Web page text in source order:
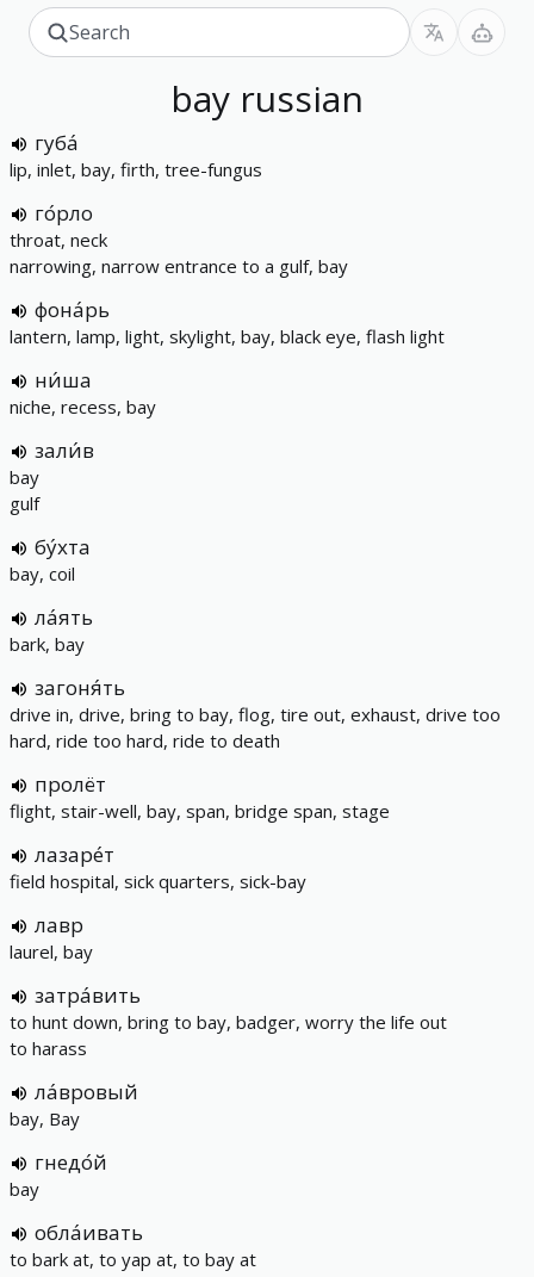
bay russian
губа́
lip, inlet, bay, firth, tree-fungus
го́рло
throat, neck
narrowing, narrow entrance to a gulf, bay
фона́рь
lantern, lamp, light, skylight, bay, black eye, flash light
ни́ша
niche, recess, bay
зали́в
bay
gulf
бу́хта
bay, coil
ла́ять
bark, bay
загоня́ть
drive in, drive, bring to bay, flog, tire out, exhaust, drive too
hard, ride too hard, ride to death
пролёт
flight, stair-well, bay, span, bridge span, stage
лазаре́т
field hospital, sick quarters, sick-bay
лавр
laurel, bay
затра́вить
to hunt down, bring to bay, badger, worry the life out
to harass
ла́вровый
bay, Bay
гнедо́й
bay
обла́ивать
to bark at, to yap at, to bay at